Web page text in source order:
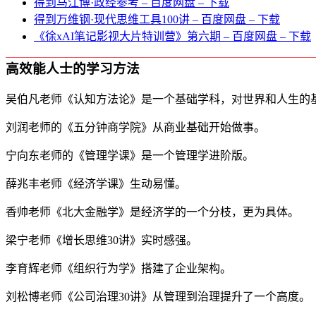
得到万维钢·现代思维⼯具100讲 – 百度网盘 – 下载
《徐xAI笔记影视大片特训营》第六期 – 百度网盘 – 下载
高效能人士的学习方法
吴伯凡老师《认知方法论》是一个基础学科，对世界和人生的
刘润老师的《五分钟商学院》从商业基础开始做事。
宁向东老师的《管理学课》是一个管理学进阶版。
薛兆丰老师《经济学课》生动易懂。
香帅老师《北大金融学》是经济学的一个分枝，更为具体。
梁宁老师《增长思维30讲》实时感强。
李育辉老师《组织行为学》搭建了企业架构。
刘松博老师《公司治理30讲》从管理到治理提升了一个高度。